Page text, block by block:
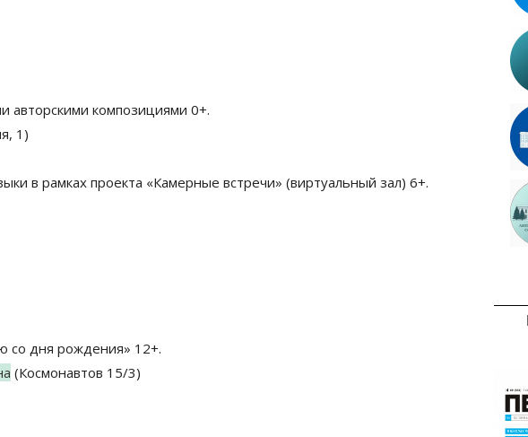
авторскими композициями 0+.
1)
в рамках проекта «Камерные встречи» (виртуальный зал) 6+.
со дня рождения» 12+.
(Космонавтов 15/3)